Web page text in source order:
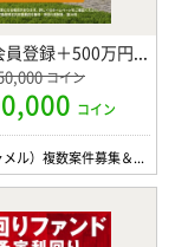
新規無料会員登録＋500万円以上投資完了 で
コイン
コイン
CAMEL（キャメル）複数案件募集＆特典キャンペーン実施中【500万円以上の投資】